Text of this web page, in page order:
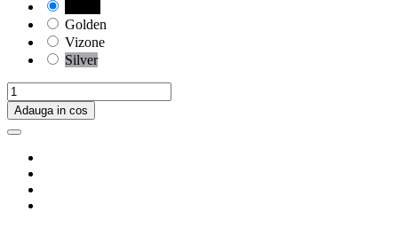
Golden
Vizone
Silver
Adauga in cos